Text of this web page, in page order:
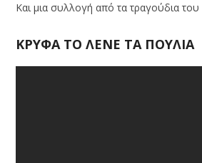
Και μια συλλογή από τα τραγούδια
ΚΡΥΦΑ ΤΟ ΛΕΝΕ ΤΑ ΠΟΥΛΙΑ